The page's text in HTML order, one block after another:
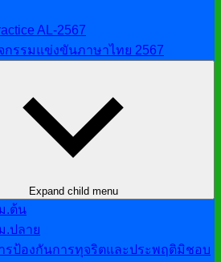
AL-2567
กรรมแข่งขันภาษาไทย 2567
Expand child menu
.ต้น
.ปลาย
รป้องกันการทุจริตและประพฤติมิชอบ